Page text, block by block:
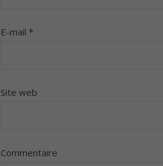
E-mail *
Site web
Commentaire